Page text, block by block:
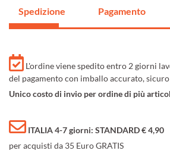
Spedizione Pagamento
L'ordine viene spedito entro 2 giorni
del pagamento con imballo accurato,
Unico costo di invio per ordine di più
ITALIA 4-7 giorni: STANDARD € 4,90
per acquisti da 35 Euro GRATIS